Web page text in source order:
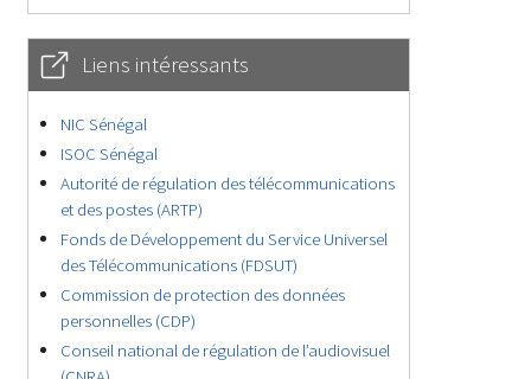
Liens intéressants
NIC Sénégal
ISOC Sénégal
Autorité de régulation des télécommunications
et des postes (ARTP)
Fonds de Développement du Service Universel
des Télécommunications (FDSUT)
Commission de protection des données
personnelles (CDP)
Conseil national de régulation de l’audiovisuel